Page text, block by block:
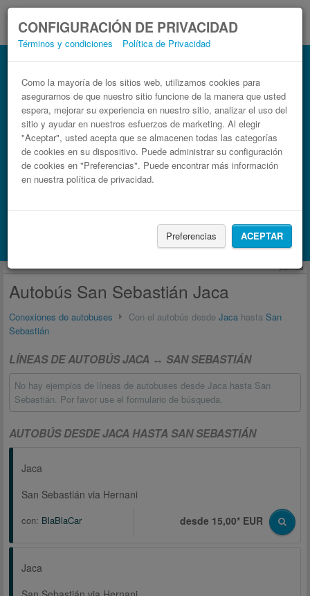
CONFIGURACIÓN DE PRIVACIDAD
Términos y condiciones Política de Privacidad
Como la mayoría de los sitios web, utilizamos cookies para
asegurarnos de que nuestro sitio funcione de la manera que usted
espera, mejorar su experiencia en nuestro sitio, analizar el uso del
sitio y ayudar en nuestros esfuerzos de marketing. Al elegir
"Aceptar", usted acepta que se almacenen todas las categorías
de cookies en su dispositivo. Puede administrar su configuración
de cookies en "Preferencias". Puede encontrar más información
en nuestra política de privacidad.
Preferencias ACEPTAR
Autobús Jaca San Sebastián
Billetes de autobuses en solo 3 pasos
Busca también alojamiento con Booking.com
publicidad
Autobús San Sebastián Jaca
Conexiones de autobuses Con el autobús desde Jaca hasta San
Sebastián
LÍNEAS DE AUTOBÚS JACA ↔ SAN SEBASTIÁN
No hay ejemplos de líneas de autobuses desde Jaca hasta San
Sebastián. Por favor use el formulario de búsqueda.
AUTOBÚS DESDE JACA HASTA SAN SEBASTIÁN
Jaca
San Sebastián via Hernani
con: BlaBlaCar desde 15,00* EUR
Jaca